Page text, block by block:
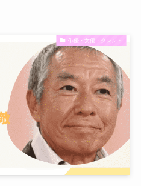
俳優・女優・タレント